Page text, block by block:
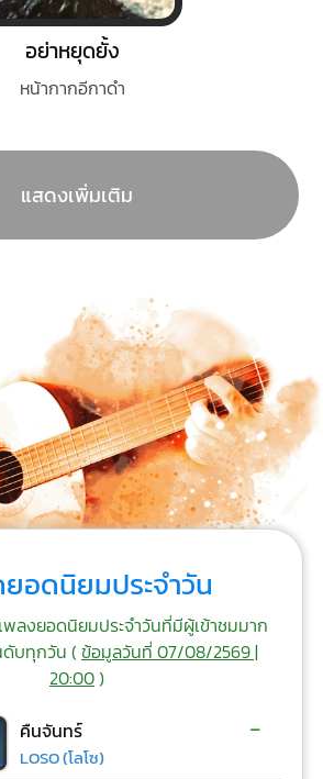
อย่าหยุดยั้ง
หน้ากากอีกาดำ
แสดงเพิ่มเติม
อดนิยมประจำวัน
ลงยอดนิยมประจำวันที่มีผู้เข้าชมมาก
บทุกวัน (ข้อมูลวันที่ 07/08/2569 |
20:00)
คืนจันทร์
LOSO (โลโซ)
-